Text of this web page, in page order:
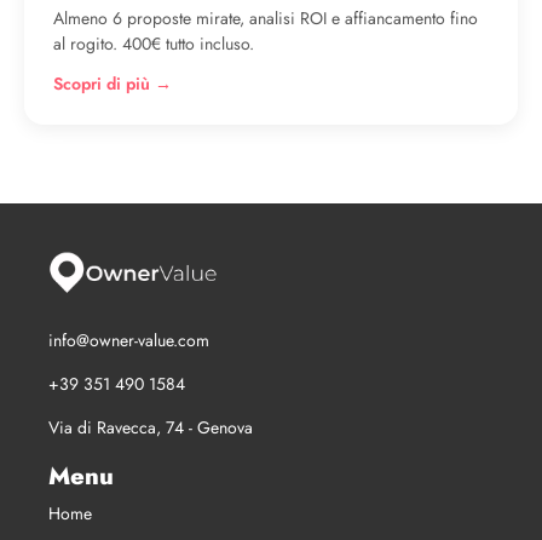
Almeno 6 proposte mirate, analisi ROI e affiancamento fino
al rogito. 400€ tutto incluso.
Scopri di più →
info@owner-value.com
+39 351 490 1584
Via di Ravecca, 74 - Genova
Menu
Home